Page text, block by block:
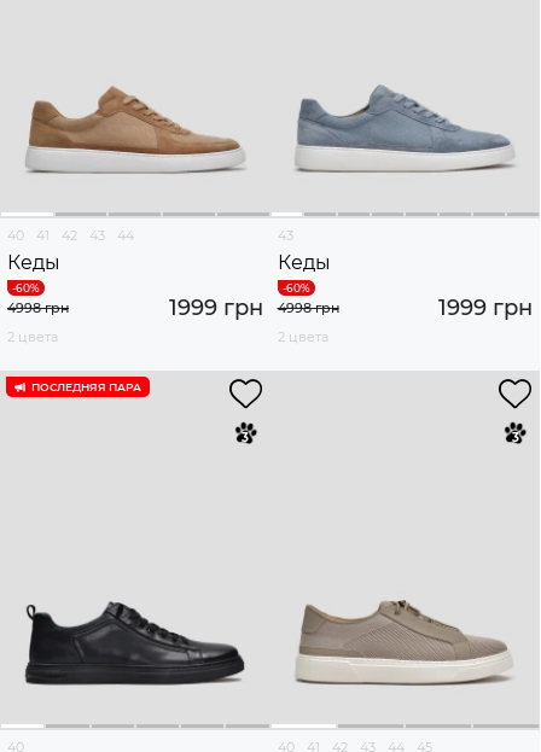
40 41 42 43 44
Кеды
1999 грн
4998 грн
2 цвета
43
Кеды
1999 грн
4998 грн
2 цвета
ПОСЛЕДНЯЯ ПАРА
40 40 41 42 43 44 45